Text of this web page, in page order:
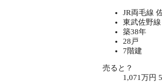
JR両毛線
東武佐野
築38年
28戸
7階建
売ると？
1,071万円